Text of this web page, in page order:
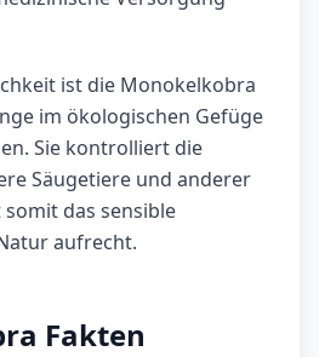
ist die Monokelkobra
im ökologischen Gefüge
Sie kontrolliert die
Säugetiere und anderer
das sensible
aufrecht.
Fakten